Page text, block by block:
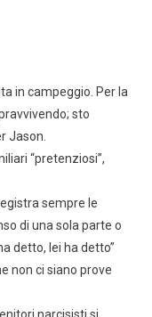
in campeggio. Per la
sto
Jason.
“pretenziosi”,
sempre le
di una sola parte o
detto, lei ha detto”
non ci siano prove